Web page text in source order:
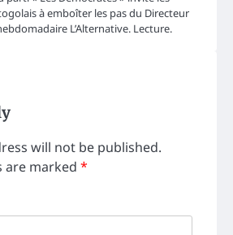
à emboîter les pas du Directeur
L’Alternative. Lecture.
will not be published.
are marked *